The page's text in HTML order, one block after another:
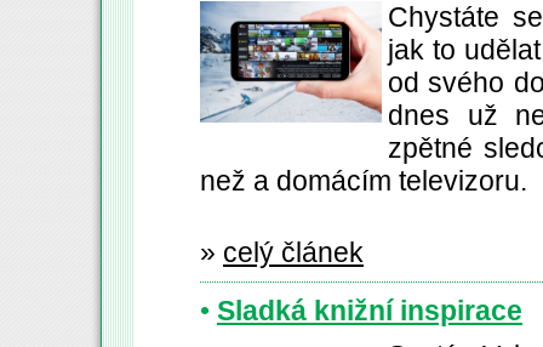
Chystáte
jak to
od svého
dnes už
zpětné
než a domácím televizoru.
» celý článek
• Sladká knižní inspirace